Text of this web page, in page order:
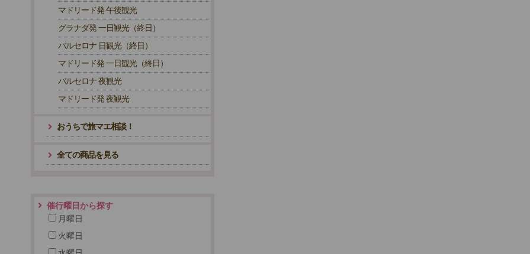
マドリード発 午後観光
グラナダ発 一日観光（終日）
バルセロナ 日観光（終日）
マドリード発 一日観光（終日）
バルセロナ 夜観光
マドリード発 夜観光
おうちで旅マエ相談！
全ての商品を見る
催行曜日から探す
月曜日
火曜日